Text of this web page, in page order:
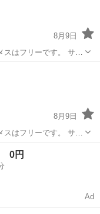
8月9日
はフリーです。 サイ
辺ではあまり獲れない
8月9日
はフリーです。 サイ
辺ではあまり獲れない
ヤマクワガタ
0円
Ad